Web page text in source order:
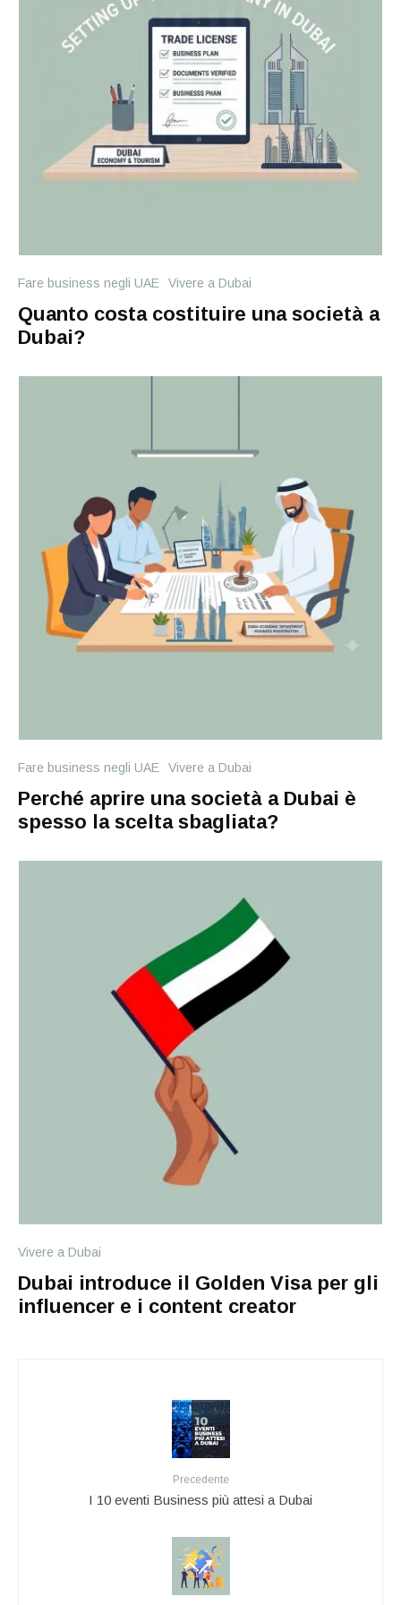
Fare business negli UAE Vivere a Dubai
Quanto costa costituire una società a
Dubai?
Fare business negli UAE Vivere a Dubai
Perché aprire una società a Dubai è
spesso la scelta sbagliata?
Vivere a Dubai
Dubai introduce il Golden Visa per gli
influencer e i content creator
Precedente
I 10 eventi Business più attesi a Dubai